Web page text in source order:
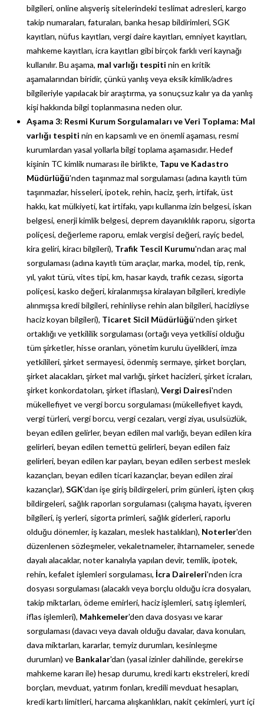
bilgileri, online alışveriş sitelerindeki teslimat adresleri, kargo
takip numaraları, faturaları, banka hesap bildirimleri, SGK
kayıtları, nüfus kayıtları, vergi daire kayıtları, emniyet kayıtları,
mahkeme kayıtları, icra kayıtları gibi birçok farklı veri kaynağı
kullanılır. Bu aşama, mal varlığı tespiti nin en kritik
aşamalarından biridir, çünkü yanlış veya eksik kimlik/adres
bilgileriyle yapılacak bir araştırma, ya sonuçsuz kalır ya da yanlış
kişi hakkında bilgi toplanmasına neden olur.
Aşama 3: Resmi Kurum Sorgulamaları ve Veri Toplama: Mal
varlığı tespiti nin en kapsamlı ve en önemli aşaması, resmi
kurumlardan yasal yollarla bilgi toplama aşamasıdır. Hedef
kişinin TC kimlik numarası ile birlikte, Tapu ve Kadastro
Müdürlüğü'nden taşınmaz mal sorgulaması (adına kayıtlı tüm
taşınmazlar, hisseleri, ipotek, rehin, haciz, şerh, irtifak, üst
hakkı, kat mülkiyeti, kat irtifakı, yapı kullanma izin belgesi, iskan
belgesi, enerji kimlik belgesi, deprem dayanıklılık raporu, sigorta
poliçesi, değerleme raporu, emlak vergisi değeri, rayiç bedel,
kira geliri, kiracı bilgileri), Trafik Tescil Kurumu'ndan araç mal
sorgulaması (adına kayıtlı tüm araçlar, marka, model, tip, renk,
yıl, yakıt türü, vites tipi, km, hasar kaydı, trafik cezası, sigorta
poliçesi, kasko değeri, kiralanmışsa kiralayan bilgileri, krediyle
alınmışsa kredi bilgileri, rehinliyse rehin alan bilgileri, hacizliyse
haciz koyan bilgileri), Ticaret Sicil Müdürlüğü'nden şirket
ortaklığı ve yetkililik sorgulaması (ortağı veya yetkilisi olduğu
tüm şirketler, hisse oranları, yönetim kurulu üyelikleri, imza
yetkilileri, şirket sermayesi, ödenmiş sermaye, şirket borçları,
şirket alacakları, şirket mal varlığı, şirket hacizleri, şirket icraları,
şirket konkordatoları, şirket iflasları), Vergi Dairesi'nden
mükellefiyet ve vergi borcu sorgulaması (mükellefiyet kaydı,
vergi türleri, vergi borcu, vergi cezaları, vergi ziyaı, usulsüzlük,
beyan edilen gelirler, beyan edilen mal varlığı, beyan edilen kira
gelirleri, beyan edilen temettü gelirleri, beyan edilen faiz
gelirleri, beyan edilen kar payları, beyan edilen serbest meslek
kazançları, beyan edilen ticari kazançlar, beyan edilen zirai
kazançlar), SGK'dan işe giriş bildirgeleri, prim günleri, işten çıkış
bildirgeleri, sağlık raporları sorgulaması (çalışma hayatı, işveren
bilgileri, iş yerleri, sigorta primleri, sağlık giderleri, raporlu
olduğu dönemler, iş kazaları, meslek hastalıkları), Noterler'den
düzenlenen sözleşmeler, vekaletnameler, ihtarnameler, senede
dayalı alacaklar, noter kanalıyla yapılan devir, temlik, ipotek,
rehin, kefalet işlemleri sorgulaması, İcra Daireleri'nden icra
dosyası sorgulaması (alacaklı veya borçlu olduğu icra dosyaları,
takip miktarları, ödeme emirleri, haciz işlemleri, satış işlemleri,
iflas işlemleri), Mahkemeler'den dava dosyası ve karar
sorgulaması (davacı veya davalı olduğu davalar, dava konuları,
dava miktarları, kararlar, temyiz durumları, kesinleşme
durumları) ve Bankalar'dan (yasal izinler dahilinde, gerekirse
mahkeme kararı ile) hesap durumu, kredi kartı ekstreleri, kredi
borçları, mevduat, yatırım fonları, kredili mevduat hesapları,
kredi kartı limitleri, harcama alışkanlıkları, nakit çekimleri, yurt içi